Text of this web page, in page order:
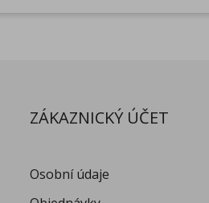
ZÁKAZNICKÝ ÚČET
Osobní údaje